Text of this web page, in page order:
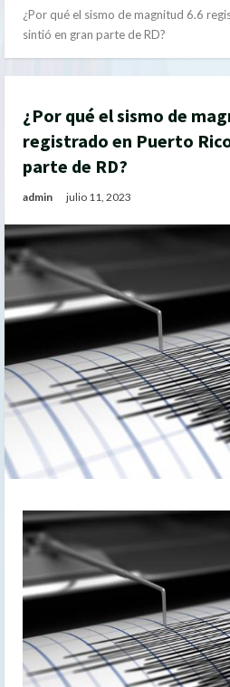
¿Por qué el sismo de magnitud 6.6
sintió en gran parte de RD?
¿Por qué el sismo de
registrado en Puerto
parte de RD?
admin julio 11, 2023